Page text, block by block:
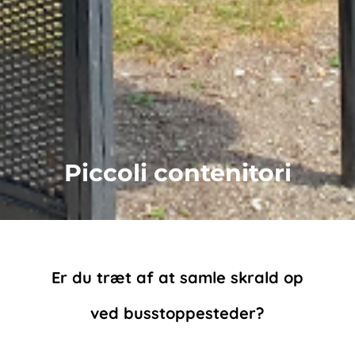
Piccoli contenitori
Er du træt af at samle skrald op
ved busstoppesteder?